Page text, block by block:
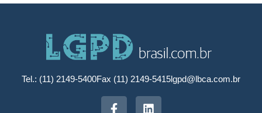
Tel.: (11) 2149-5400Fax (11) 2149-5415lgpd@lbca.com.br